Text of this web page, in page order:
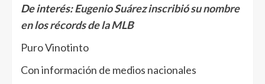
De interés:Eugenio Suárez inscribió su nombre
en los récords de la MLB
Puro Vinotinto
Con información de medios nacionales